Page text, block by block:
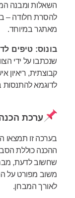
השאלות ומבנה
להסרת חלודה –
מאתגר במיוחד.
בונוס: טיפים
שנכתבו על ידי
קבוצתית, ריאיון
לדוגמא להתנסות
ערכת
בערכה זו תמצאו
ההכנה כוללת
שחשוב לדעת,
משוב מפורט על
לאורך המבחן.